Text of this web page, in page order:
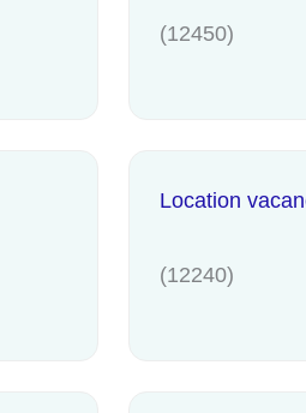
(12450)
Location
(12240)